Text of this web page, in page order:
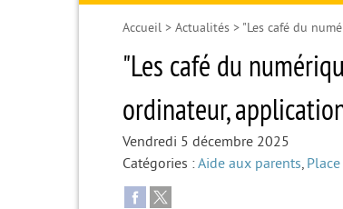
Accueil > Actualités > "Les café du
"Les café du
ordinateur,
Vendredi 5 décembre 2025
Catégories :Aide aux parents,